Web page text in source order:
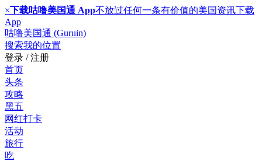
×下载咕噜美国通 App不放过任何一条有价值的美国资讯下载
App
咕噜美国通 (Guruin)
搜索我的位置
登录 / 注册
首页
头条
攻略
黑五
网红打卡
活动
旅行
吃